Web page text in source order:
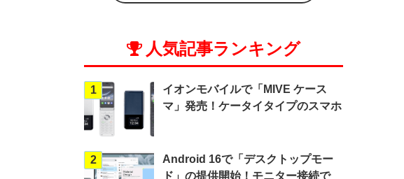
人気記事ランキング
1
イオンモバイルで「MIVE ケース
マ」発売！ケータイタイプのスマホ
2
Android 16で「デスクトップモー
ド」の提供開始！モニター接続で